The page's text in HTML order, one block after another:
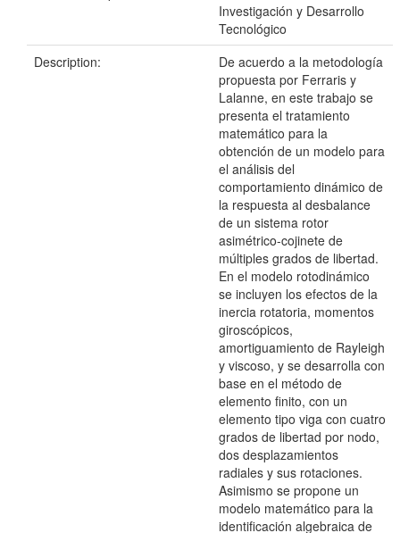
Investigación y Desarrollo
Tecnológico
Description:
De acuerdo a la metodología
propuesta por Ferraris y
Lalanne, en este trabajo se
presenta el tratamiento
matemático para la
obtención de un modelo para
el análisis del
comportamiento dinámico de
la respuesta al desbalance
de un sistema rotor
asimétrico-cojinete de
múltiples grados de libertad.
En el modelo rotodinámico
se incluyen los efectos de la
inercia rotatoria, momentos
giroscópicos,
amortiguamiento de Rayleigh
y viscoso, y se desarrolla con
base en el método de
elemento finito, con un
elemento tipo viga con cuatro
grados de libertad por nodo,
dos desplazamientos
radiales y sus rotaciones.
Asimismo se propone un
modelo matemático para la
identificación algebraica de